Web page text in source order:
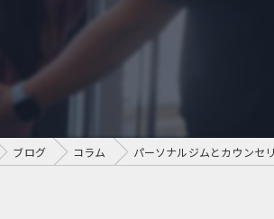
ブログ コラム パーソナルジムとカウンセ